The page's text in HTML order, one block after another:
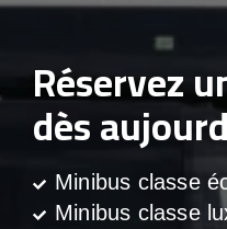
Réservez
dès
Minibus classe
Minibus classe